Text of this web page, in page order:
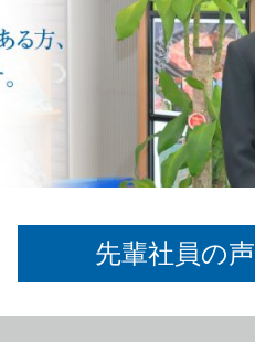
先輩社員の声